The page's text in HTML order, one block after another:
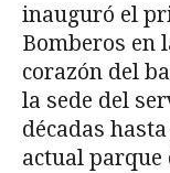
inauguró el
Bomberos en
corazón del
la sede del
décadas
actual parque